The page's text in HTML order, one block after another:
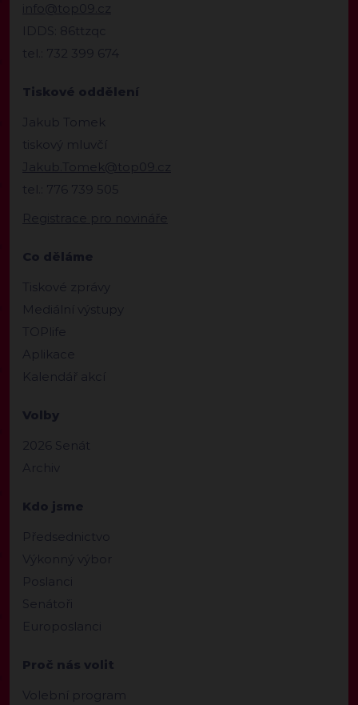
info@top09.cz
IDDS: 86ttzqc
tel.: 732 399 674
Tiskové oddělení
Jakub Tomek
tiskový mluvčí
Jakub.Tomek@top09.cz
tel.: 776 739 505
Registrace pro novináře
Co děláme
Tiskové zprávy
Mediální výstupy
TOPlife
Aplikace
Kalendář akcí
Volby
2026 Senát
Archiv
Kdo jsme
Předsednictvo
Výkonný výbor
Poslanci
Senátoři
Europoslanci
Proč nás volit
Volební program